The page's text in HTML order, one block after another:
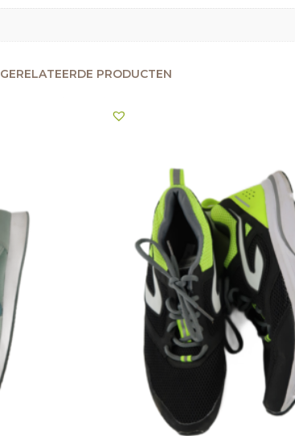
GERELATEERDE PRODUCTEN